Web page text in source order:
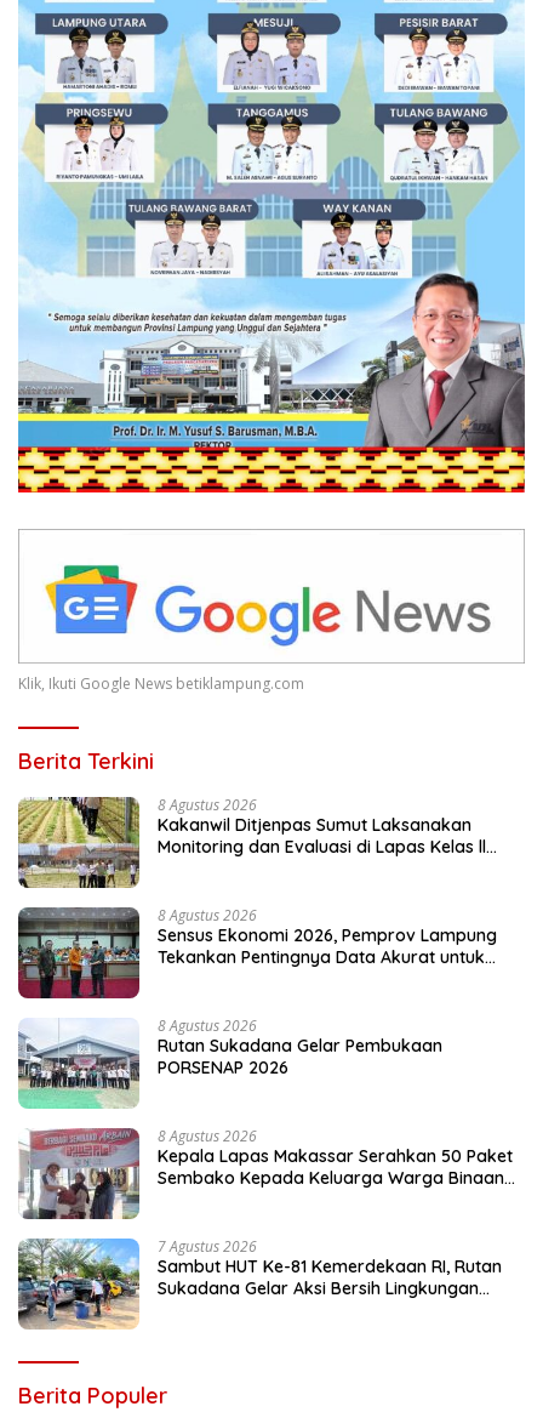
Klik, Ikuti Google News betiklampung.com
Berita Terkini
8 Agustus 2026
Kakanwil Ditjenpas Sumut Laksanakan
Monitoring dan Evaluasi di Lapas Kelas ll
8 Agustus 2026
Sensus Ekonomi 2026, Pemprov Lampung
Tekankan Pentingnya Data Akurat untuk
8 Agustus 2026
Rutan Sukadana Gelar Pembukaan
PORSENAP 2026
8 Agustus 2026
Kepala Lapas Makassar Serahkan 50 Paket
Sembako Kepada Keluarga Warga Binaan
7 Agustus 2026
Sambut HUT Ke-81 Kemerdekaan RI, Rutan
Sukadana Gelar Aksi Bersih Lingkungan
Berita Populer